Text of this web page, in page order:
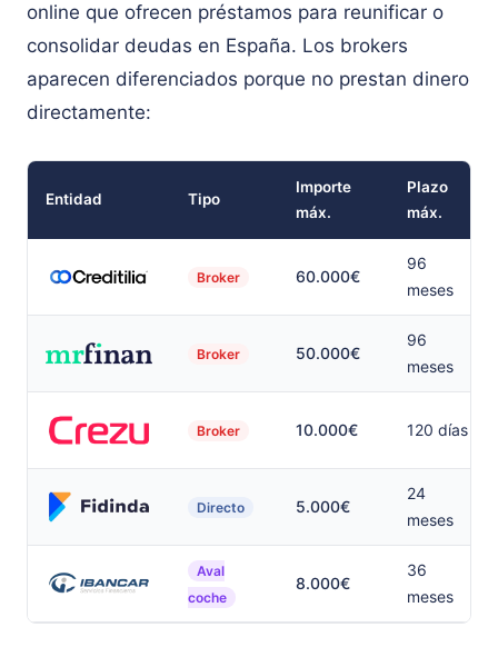
online que ofrecen préstamos para reunificar o
consolidar deudas en España. Los brokers
aparecen diferenciados porque no prestan dinero
directamente:
Entidad Tipo
Importe
máx.
Plazo
máx.
Broker 60.000€
96
meses
Broker 50.000€
96
meses
Broker 10.000€ 120 días
Directo 5.000€
24
meses
Aval
coche
8.000€
36
meses